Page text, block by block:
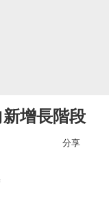
新增長階段
分享